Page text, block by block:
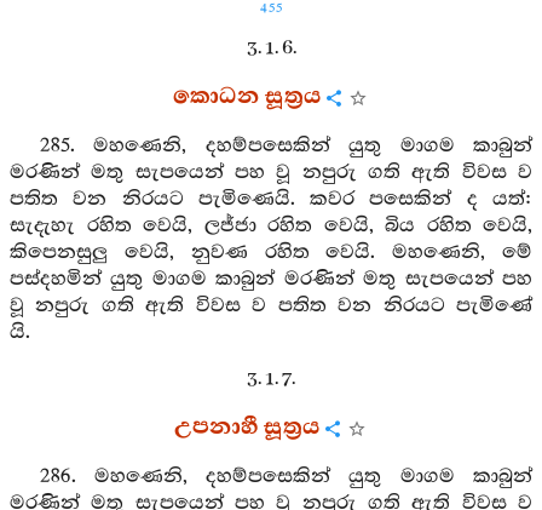
455
3. 1. 6.
කොධන සූත්‍රය
285. මහණෙනි, දහම්පසෙකින් යුතු මාගම කාබුන්
මරණින් මතු සැපයෙන් පහ වූ නපුරු ගති ඇති විවස ව
පතිත වන නිරයට පැමිණෙයි. කවර පසෙකින් ද යත්:
සැදැහැ රහිත වෙයි, ලජ්ජා රහිත වෙයි, බිය රහිත වෙයි,
කිපෙනසුලු වෙයි, නුවණ රහිත වෙයි. මහණෙනි, මේ
පස්දහමින් යුතු මාගම කාබුන් මරණින් මතු සැපයෙන් පහ
වූ නපුරු ගති ඇති විවස ව පතිත වන නිරයට පැමිණේ
යි.
3. 1. 7.
උපනාහී සූත්‍රය
286. මහණෙනි, දහම්පසෙකින් යුතු මාගම කාබුන්
මරණින් මතු සැපයෙන් පහ වූ නපුරු ගති ඇති විවස ව